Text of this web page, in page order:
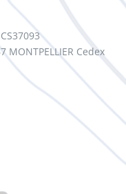
MONTPELLIER Cedex